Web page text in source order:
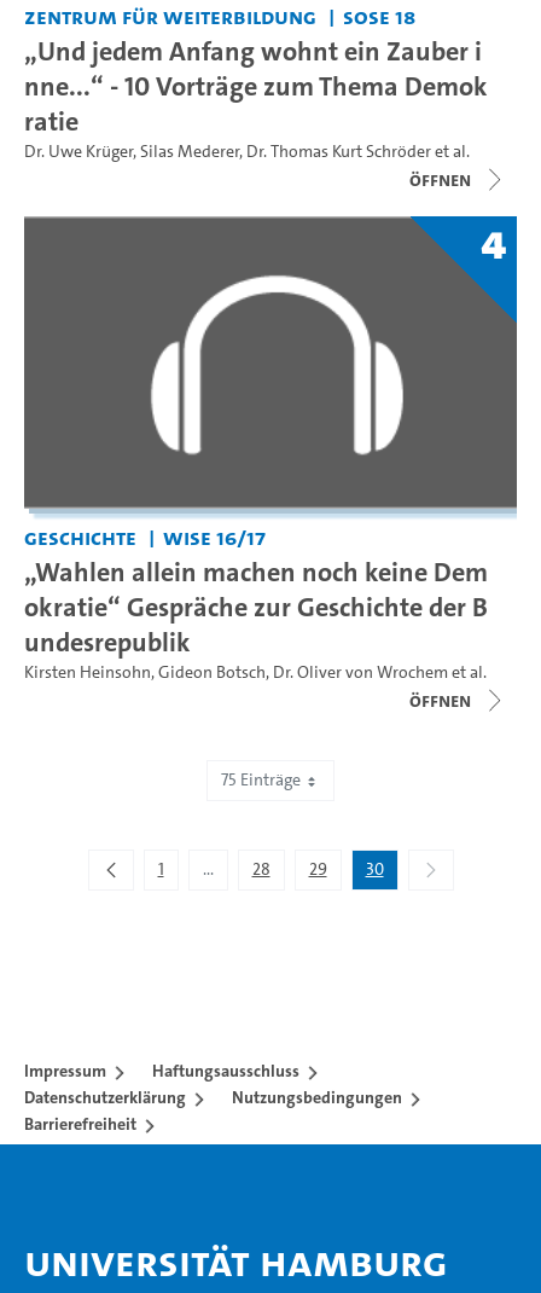
Zentrum für Weiterbildung SoSe 18
„Und jedem Anfang wohnt ein Zauber i
nne...“ - 10 Vorträge zum Thema Demok
ratie
Dr. Uwe Krüger,Silas Mederer, Dr. Thomas Kurt Schröderet al.
Öffnen
4
Geschichte WiSe 16/17
„Wahlen allein machen noch keine Dem
okratie“ Gespräche zur Geschichte der B
undesrepublik
Kirsten Heinsohn,Gideon Botsch, Dr. Oliver von Wrochem et al.
Öffnen
75 Einträge
1 ...
Zwischenseiten Navigieren mit TAB-Taste.
28 29 30
Impressum
Haftungsausschluss
Datenschutzerklärung
Nutzungsbedingungen
Barrierefreiheit
Universität Hamburg